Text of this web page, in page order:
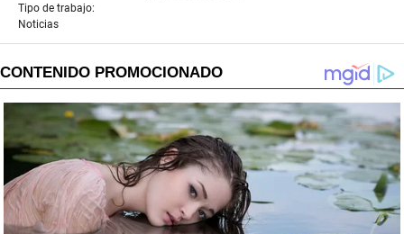
Tipo de trabajo:
Noticias